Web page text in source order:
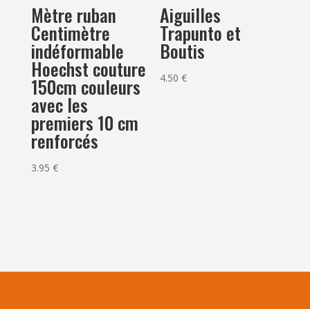
Mètre ruban
Centimètre
indéformable
Hoechst couture
150cm couleurs
avec les
premiers 10 cm
renforcés
3.95 €
Aiguilles
Trapunto et
Boutis
4.50€